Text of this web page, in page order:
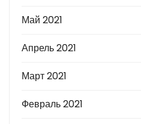
Май 2021
Апрель 2021
Март 2021
Февраль 2021